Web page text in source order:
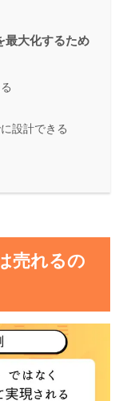
最大化するため
設計できる
売れるの